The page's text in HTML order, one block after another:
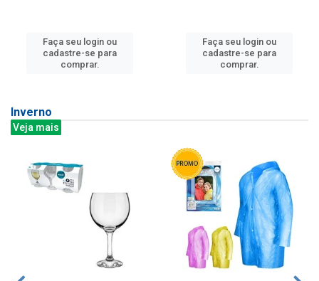
Faça seu login ou
cadastre-se para
comprar.
Faça seu login ou
cadastre-se para
comprar.
Inverno
Veja mais